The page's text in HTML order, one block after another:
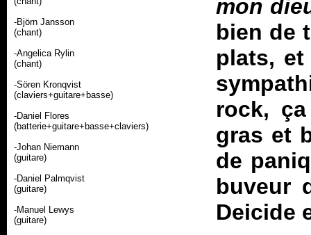
-Björn Jansson
(chant)
-Angelica Rylin
(chant)
-Sören Kronqvist
(claviers+guitare+basse)
-Daniel Flores
(batterie+guitare+basse+claviers)
-Johan Niemann
(guitare)
-Daniel Palmqvist
(guitare)
-Manuel Lewys
(guitare)
mon
bien de
plats,
rock,
gras et
de
buveur
Deicide